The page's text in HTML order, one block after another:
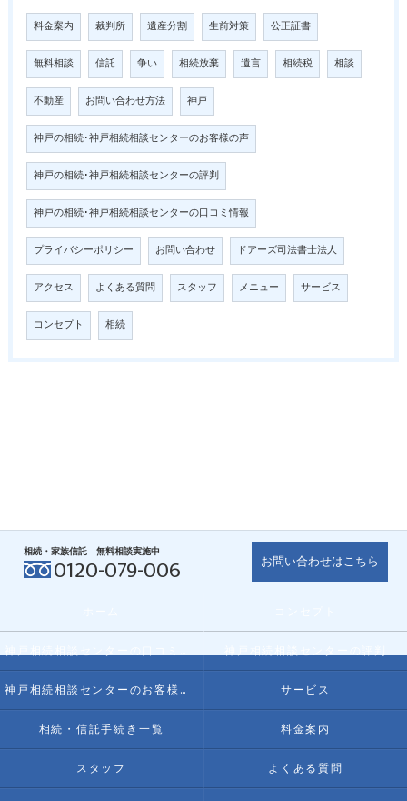
料金案内 裁判所 遺産分割 生前対策 公正証書
無料相談 信託 争い 相続放棄 遺言 相続税 相談
不動産 お問い合わせ方法 神戸
神戸の相続･神戸相続相談センターのお客様の声
神戸の相続･神戸相続相談センターの評判
神戸の相続･神戸相続相談センターの口コミ情報
プライバシーポリシー お問い合わせ ドアーズ司法書士法人
アクセス よくある質問 スタッフ メニュー サービス
コンセプト 相続
相続・家族信託 無料相談実施中
0120-079-006 お問い合わせはこちら
神戸相続相談センターの口コミ情報 神戸相続相談センターの評判
神戸相続相談センターのお客様の声 サービス
相続・信託手続き一覧 料金案内
スタッフ よくある質問